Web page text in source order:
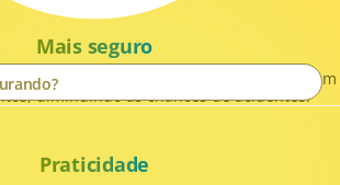
Mais seguro
o ar, o gás natural dissipa-se facilmente em
diminuindo as chances de acidentes.
Praticidade